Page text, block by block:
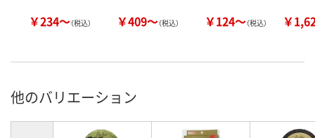
￥234～（税込） ￥409～（税込） ￥124～（税込） ￥
他のバリエーション